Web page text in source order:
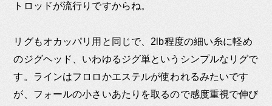
トロッドが流行りですからね。
リグもオカッパリ用と同じで、2lb程度の細い糸に軽め
のジグヘッド、いわゆるジグ単というシンプルなリグで
す。ラインはフロロかエステルが使われるみたいです
が、フォールの小さいあたりを取るので感度重視で伸び